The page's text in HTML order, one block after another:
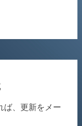
ば、更新をメー